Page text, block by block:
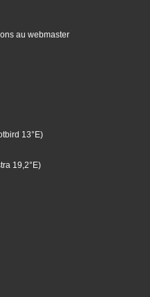
au webmaster
13°E)
19,2°E)